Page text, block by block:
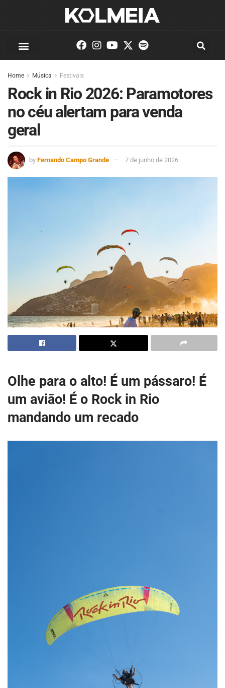
Home Música Festivais
Rock in Rio 2026: Paramotores
no céu alertam para venda
geral
by Fernando Campo Grande 7 de junho de 2026
Olhe para o alto! É um pássaro! É
um avião! É o Rock in Rio
mandando um recado